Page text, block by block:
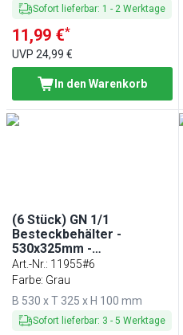
Sofort lieferbar: 1 - 2 Werktage
11,99 €*
UVP 24,99 €
In den Warenkorb
(6 Stück) GN 1/1
Besteckbehälter -
530x325mm -
Polypropylen - 4 Fächer
Art.-Nr.: 11955#6
Farbe: Grau
B 530 x T 325 x H 100 mm
Sofort lieferbar: 3 - 5 Werktage